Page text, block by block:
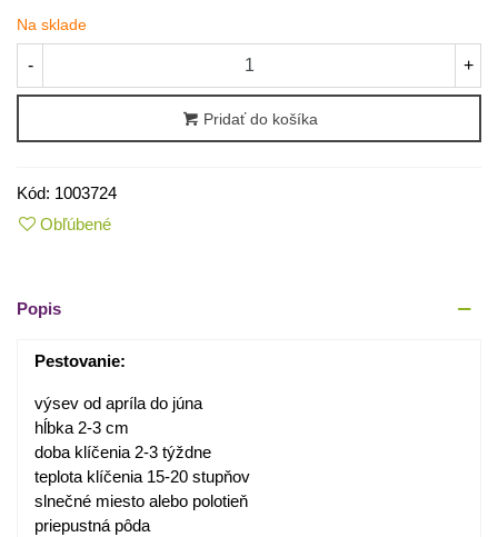
Na sklade
- +
Pridať do košíka
Kód: 1003724
Obľúbené
Popis
Pestovanie:
výsev od apríla do júna
hĺbka 2-3 cm
doba klíčenia 2-3 týždne
teplota klíčenia 15-20 stupňov
slnečné miesto alebo polotieň
priepustná pôda